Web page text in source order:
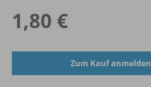
1,80 €
Zum Kauf anmelden